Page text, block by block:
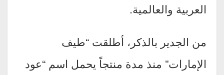
العربية والعالمية.
من الجدير بالذكر، أطلقت “طيف
الإمارات” منذ مدة منتجاً يحمل اسم “عود